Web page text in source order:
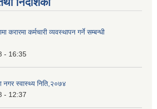
करारमा कर्मचारी व्यवस्थापन गर्ने सम्बन्धी
- 16:35
नगर स्वास्थ्य निति,२०७४
- 12:37